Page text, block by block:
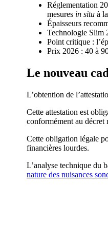
Réglementation
mesures in situ à
Épaisseurs
Technologie Slim
Point critique :
Prix 2026 : 40 à
Le nouveau
L’obtention de
Cette attestation est
conformément au décret
Cette obligation légale
financières lourdes.
L’analyse technique du
nature des nuisances